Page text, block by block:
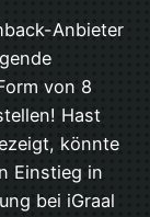
Anbieter
von 8
Hast
könnte
Einstieg in
bei iGraal